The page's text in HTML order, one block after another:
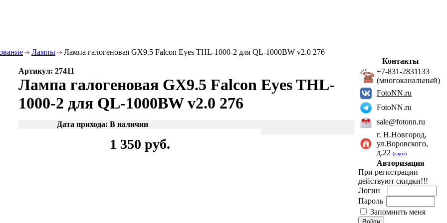
Лампы Лампа галогеновая GX9.5 Falcon Eyes THL-1000-2 для QL-1000BW v2.0 276
Артикул: 27411
Лампа галогеновая GX9.5 Falcon Eyes THL-
1000-2 для QL-1000BW v2.0 276
Дата прихода: В наличии
1 350 руб.
Контакты
+7-831-2831133
(многоканальный)
FotoNN.ru
FotoNN.ru
sale@fotonn.ru
г. Н.Новгород,
ул.Воровского,
д.22 (карта)
Авторизация
При регистрации
действуют скидки!!!
Логин
Пароль
Запомнить меня